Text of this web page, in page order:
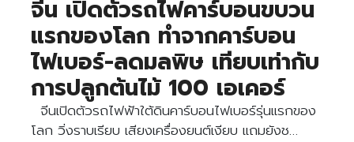
จีน เปิดตัวรถไฟคาร์บอนขบวน
แรกของโลก ทำจากคาร์บอน
ไฟเบอร์-ลดมลพิษ เทียบเท่ากับ
การปลูกต้นไม้ 100 เอเคอร์
จีนเปิดตัวรถไฟฟ้าใต้ดินคาร์บอนไฟเบอร์รุ่นแรกของ
โลก วิ่งราบเรียบ เสียงเครื่องยนต์เงียบ แถมยังช…